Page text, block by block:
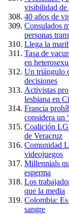
visibilidad de
40 años de
Consulados
personas trans
Llega la
Tasa de
en
Un triángulo
decisiones
Activistas
lesbiana en
Francia
considera un
Coalición
de Veracruz
Comunidad
videojuegos
Millennials
esperma
Los
que la media
Colombia:
sangre